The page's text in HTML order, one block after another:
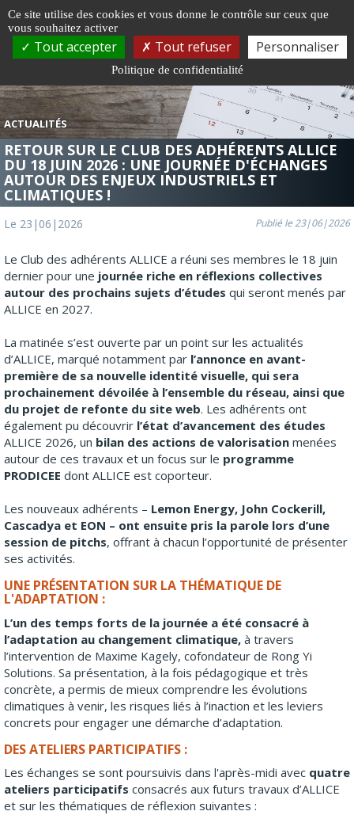
ACTUALITÉS
RETOUR SUR LE CLUB DES ADHÉRENTS ALLICE
DU 18 JUIN 2026 : UNE JOURNÉE D'ÉCHANGES
AUTOUR DES ENJEUX INDUSTRIELS ET
CLIMATIQUES !
Le 23|06|2026 Publié le 23|06|2026
Le Club des adhérents ALLICE a réuni ses membres le 18 juin
dernier pour une journée riche en réflexions collectives
autour des prochains sujets d’études qui seront menés par
ALLICE en 2027.
La matinée s’est ouverte par un point sur les actualités
d’ALLICE, marqué notamment par l’annonce en avant-
première de sa nouvelle identité visuelle, qui sera
prochainement dévoilée à l’ensemble du réseau, ainsi que
du projet de refonte du site web. Les adhérents ont
également pu découvrir l’état d’avancement des études
ALLICE 2026, un bilan des actions de valorisation menées
autour de ces travaux et un focus sur le programme
PRODICEE dont ALLICE est coporteur.
Les nouveaux adhérents – Lemon Energy, John Cockerill,
Cascadya et EON – ont ensuite pris la parole lors d’une
session de pitchs, offrant à chacun l’opportunité de présenter
ses activités.
UNE PRÉSENTATION SUR LA THÉMATIQUE DE
L'ADAPTATION :
L’un des temps forts de la journée a été consacré à
l’adaptation au changement climatique, à travers
l’intervention de Maxime Kagely, cofondateur de Rong Yi
Solutions. Sa présentation, à la fois pédagogique et très
concrète, a permis de mieux comprendre les évolutions
climatiques à venir, les risques liés à l’inaction et les leviers
concrets pour engager une démarche d’adaptation.
DES ATELIERS PARTICIPATIFS :
Les échanges se sont poursuivis dans l'après-midi avec quatre
ateliers participatifs consacrés aux futurs travaux d’ALLICE
et sur les thématiques de réflexion suivantes :
Gestion de vos préférences sur les cookies
Ce site utilise des cookies et vous donne le contrôle sur ceux que
vous souhaitez activer
Tout accepter Tout refuser Personnaliser
Politique de confidentialité